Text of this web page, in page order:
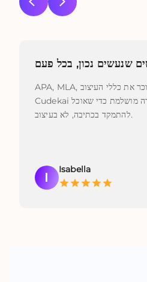
שנעשים נכון, בכל פעם
APA, MLA, שיקגו - אני אף פעם לא זוכר את כללי העיצוב.
Cudekai בונה את הציטוטים בצורה מושלמת כדי שאוכל
להתמקד בכתיבה, לא בעיצוב.
I
Isabella